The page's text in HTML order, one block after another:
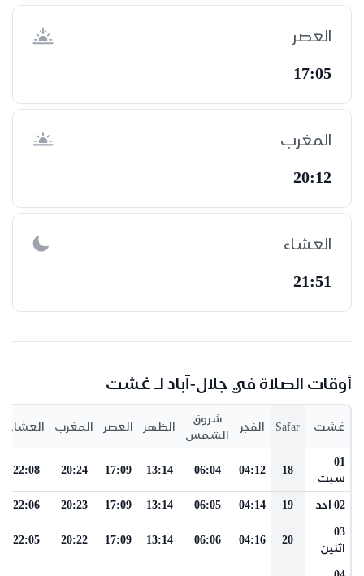
العصر
17:05
المغرب
20:12
العشاء
21:51
أوقات الصلاة في جلال-آباد لـ غشت
غشت Safar الفجر
شروق
الشمس
الظهر العصر المغرب العشاء
01
سبت
18
04:12
06:04
13:14
17:09
20:24
22:08
02 احد 19
04:14
06:05
13:14
17:09
20:23
22:06
03
اثنين
20
04:16
06:06
13:14
17:09
20:22
22:05